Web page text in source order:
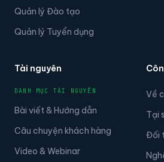
Quản lý Đào tạo
Quản lý Tuyển dụng
Tài nguyên
DANH MỤC TÀI NGUYÊN
Bài viết & Hướng dẫn
Câu chuyện khách hàng
Video & Webinar
Về
Tại
Đối